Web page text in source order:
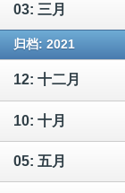
03: 三月
归档: 2021
12: 十二月
10: 十月
05: 五月